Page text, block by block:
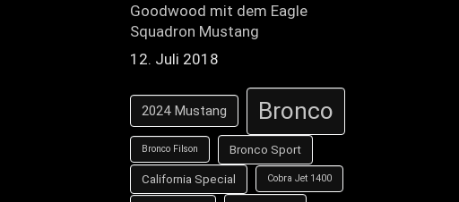
Goodwood mit dem Eagle
Squadron Mustang
12. Juli 2018
2024 Mustang Bronco
Bronco Filson Bronco Sport
California Special Cobra Jet 1400